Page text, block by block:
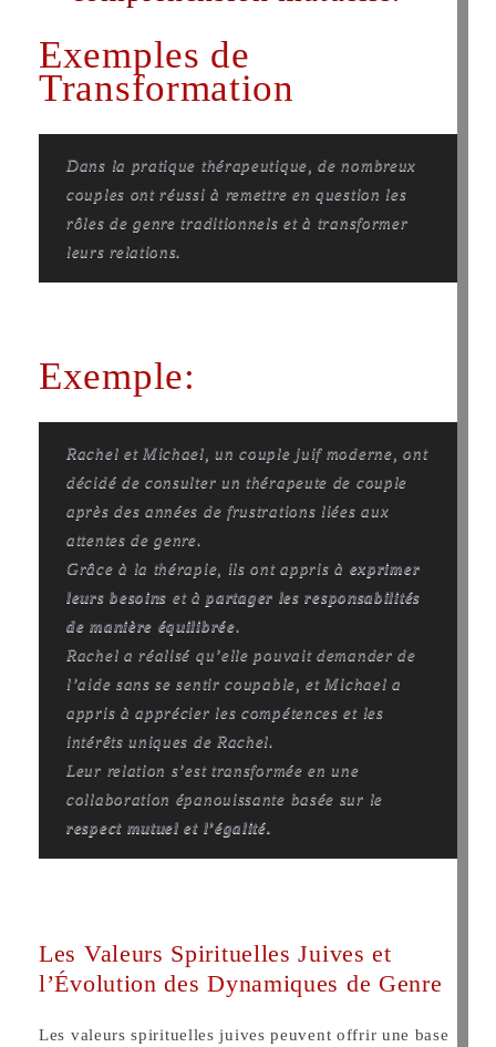
Exemples de
Transformation
Dans la pratique thérapeutique, de nombreux
couples ont réussi à remettre en question les
rôles de genre traditionnels et à transformer
leurs relations.
Exemple:
Rachel et Michael, un couple juif moderne, ont
décidé de consulter un thérapeute de couple
après des années de frustrations liées aux
attentes de genre.
Grâce à la thérapie, ils ont appris à exprimer
leurs besoins et àpartager les responsabilités
de manière équilibrée.
Rachel a réalisé qu’elle pouvait demander de
l’aide sans se sentir coupable, et Michael a
appris à apprécier les compétences et les
intérêts uniques de Rachel.
Leur relation s’est transformée en une
collaboration épanouissante basée sur le
respect mutuel et l’égalité.
Les Valeurs Spirituelles Juives et
l’Évolution des Dynamiques de Genre
Les valeurs spirituelles juives peuvent offrir une base